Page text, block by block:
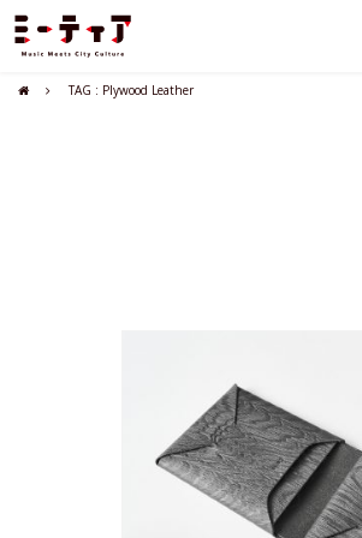
TAG : Plywood Leather